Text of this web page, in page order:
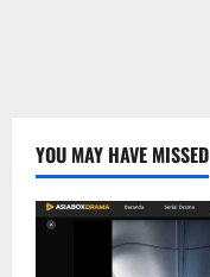
YOU MAY HAVE MISSED